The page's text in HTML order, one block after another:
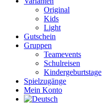
Original
Kids
Light
Gutschein
Gruppen
Teamevents
Schulreisen
Kindergeburtstage
Spielzugänge
Mein Konto